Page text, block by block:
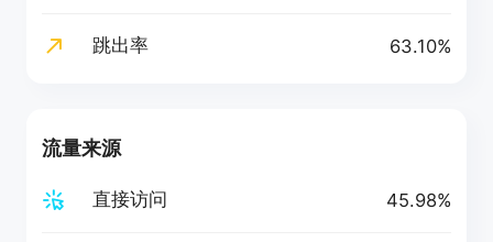
跳出率 63.10%
流量来源
直接访问 45.98%